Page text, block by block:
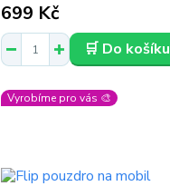
699 Kč
🛒 Do košíku
Vyrobíme pro vás 🎨